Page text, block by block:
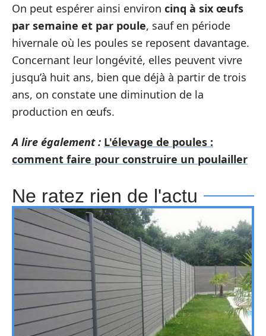
On peut espérer ainsi environ cinq à six œufs
par semaine et par poule, sauf en période
hivernale où les poules se reposent davantage.
Concernant leur longévité, elles peuvent vivre
jusqu’à huit ans, bien que déjà à partir de trois
ans, on constate une diminution de la
production en œufs.
A lire également : L'élevage de poules :
comment faire pour construire un poulailler
Ne ratez rien de l'actu